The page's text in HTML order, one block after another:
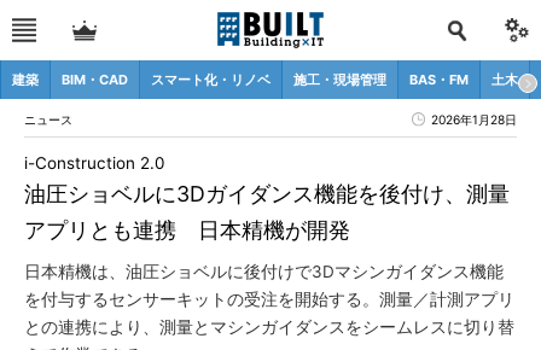
建築 BIM・CAD スマート化・リノベ 施工・現場管理 BAS・FM 土木
ニュース 2026年1月28日
油圧ショベルに3Dガイダンス機能を後付け、測量
アプリとも連携 日本精機が開発
i-Construction 2.0
日本精機は、油圧ショベルに後付けで3Dマシンガイダンス機能
を付与するセンサーキットの受注を開始する。測量／計測アプリ
との連携により、測量とマシンガイダンスをシームレスに切り替